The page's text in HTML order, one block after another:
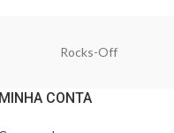
Rocks-Off
MINHA CONTA